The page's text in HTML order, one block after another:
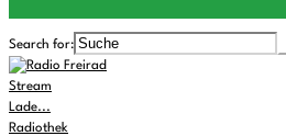
Search for:
Stream
Lade...
Radiothek